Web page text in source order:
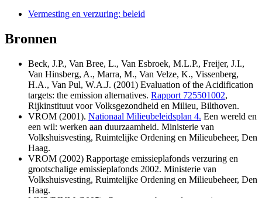
Vermesting en verzuring: beleid
Bronnen
Beck, J.P., Van Bree, L., Van Esbroek, M.L.P., Freijer, J.I.,
Van Hinsberg, A., Marra, M., Van Velze, K., Vissenberg,
H.A., Van Pul, W.A.J. (2001) Evaluation of the Acidification
targets: the emission alternatives. Rapport 725501002,
Rijkinstituut voor Volksgezondheid en Milieu, Bilthoven.
VROM (2001). Nationaal Milieubeleidsplan 4. Een wereld en
een wil: werken aan duurzaamheid. Ministerie van
Volkshuisvesting, Ruimtelijke Ordening en Milieubeheer, Den
Haag.
VROM (2002) Rapportage emissieplafonds verzuring en
grootschalige emissieplafonds 2002. Ministerie van
Volkshuisvesting, Ruimtelijke Ordening en Milieubeheer, Den
Haag.